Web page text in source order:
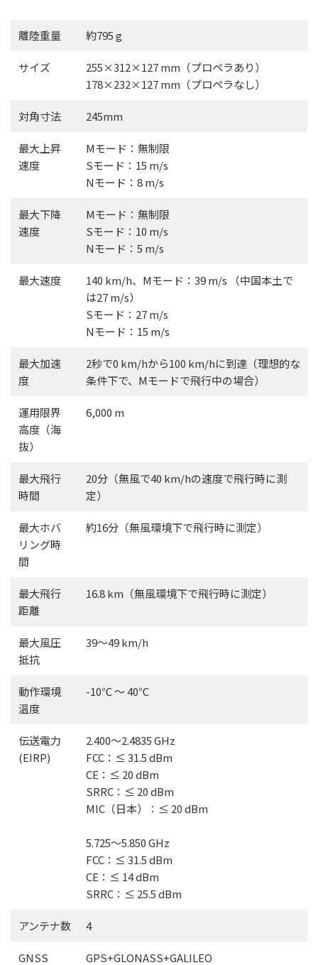
離陸重量 約795 g
サイズ
255×312×127 mm（プロペラあり）
178×232×127 mm（プロペラなし）
対角寸法 245mm
最大上昇
速度
Mモード：無制限
Sモード：15 m/s
Nモード：8 m/s
最大下降
速度
Mモード：無制限
Sモード：10 m/s
Nモード：5 m/s
最大速度
140 km/h、Mモード：39 m/s （中国本土で
は27 m/s）
Sモード：27 m/s
Nモード：15 m/s
最大加速
度
2秒で0 km/hから100 km/hに到達（理想的な
条件下で、Mモードで飛行中の場合）
運用限界
高度（海
抜）
6,000 m
最大飛行
時間
20分（無風で40 km/hの速度で飛行時に測
定）
最大ホバ
リング時
間
約16分（無風環境下で飛行時に測定）
最大飛行
距離
16.8 km（無風環境下で飛行時に測定）
最大風圧
抵抗
39〜49 km/h
動作環境
温度
-10℃ ～ 40℃
伝送電力
(EIRP)
2.400〜2.4835 GHz
FCC：≤ 31.5 dBm
CE：≤ 20 dBm
SRRC：≤ 20 dBm
MIC（日本）：≤ 20 dBm
5.725〜5.850 GHz
FCC：≤ 31.5 dBm
CE：≤ 14 dBm
SRRC：≤ 25.5 dBm
アンテナ数 4
GNSS GPS+GLONASS+GALILEO